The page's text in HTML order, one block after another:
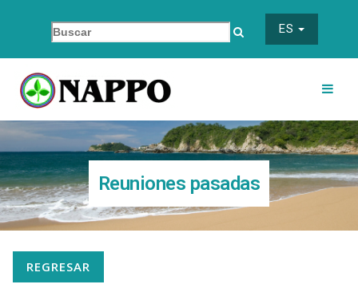
ES
Reuniones pasadas
REGRESAR